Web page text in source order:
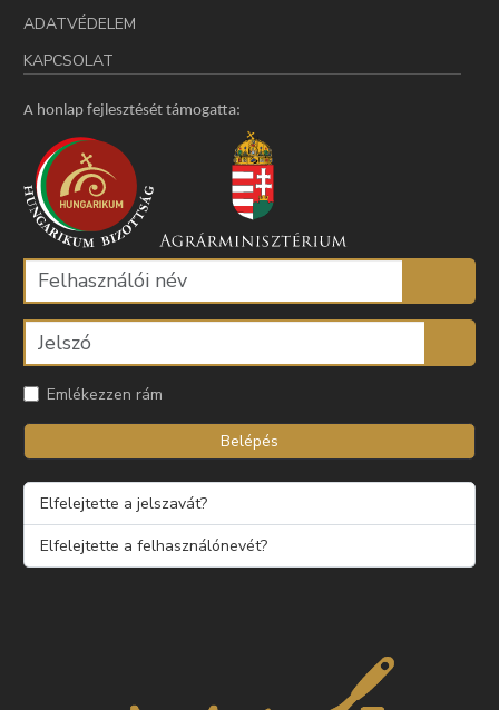
ADATVÉDELEM
KAPCSOLAT
A honlap fejlesztését támogatta:
Emlékezzen rám
Belépés
Elfelejtette a jelszavát?
Elfelejtette a felhasználónevét?